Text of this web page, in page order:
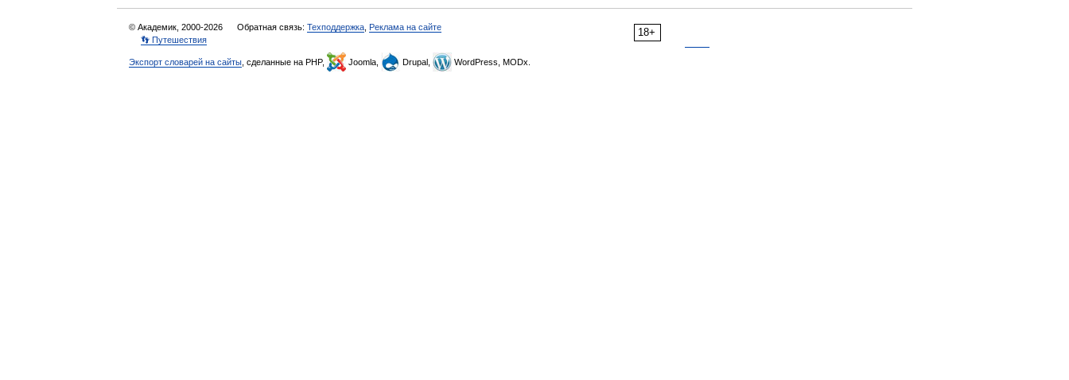
18+
© Академик, 2000-2026 Обратная связь: Техподдержка Реклама на сайте
👣 Путешествия
Экспорт словарей на сайты , сделанные на PHP, Joomla, Drupal, WordPress, MODx.